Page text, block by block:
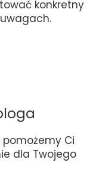
konkretny
Ci
dla Twojego